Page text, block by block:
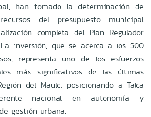
han tomado la determinación de
del presupuesto municipal
completa del Plan Regulador
La inversión, que se acerca a los 500
representa uno de los esfuerzos
más significativos de las últimas
del Maule, posicionando a Talca
nacional en autonomía y
gestión urbana.